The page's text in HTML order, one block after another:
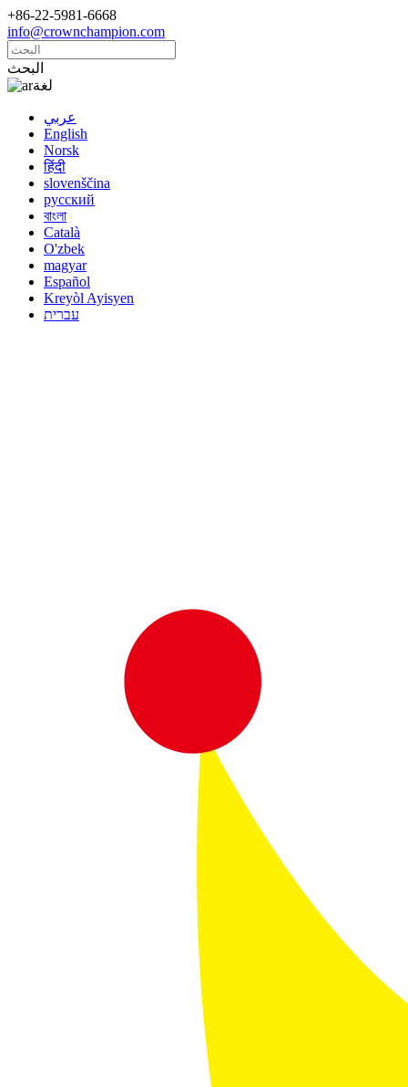
+86-22-5981-6668
info@crownchampion.com
البحث
لغة
عربي
English
Norsk
हिंदी
slovenščina
русский
বাংলা
Català
O'zbek
magyar
Español
Kreyòl Ayisyen
עברית